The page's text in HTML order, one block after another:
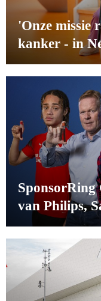
'Onze missie
kanker - in
SponsorRing
van Philips,